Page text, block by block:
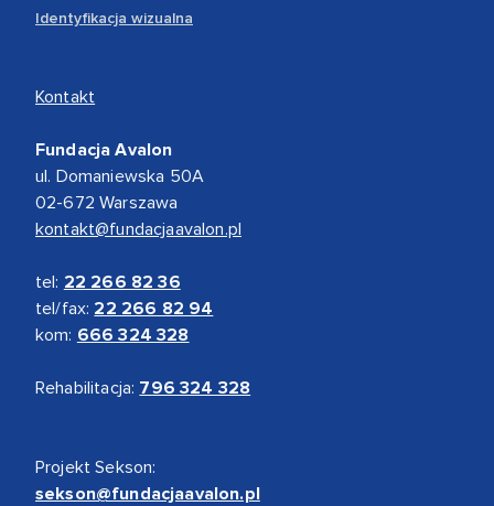
Identyfikacja wizualna
Kontakt
Fundacja Avalon
ul. Domaniewska 50A
02-672 Warszawa
kontakt@fundacjaavalon.pl
tel: 22 266 82 36
tel/fax: 22 266 82 94
kom: 666 324 328
Rehabilitacja: 796 324 328
Projekt Sekson:
sekson@fundacjaavalon.pl